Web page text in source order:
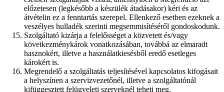
előzetesen (legkésőbb a készülék átadásakor) kéri és az
átvételin ez a fenntartás szerepel. Ellenkező esetben ezeknek a
veszélyes hulladék szerinti megsemmisítéséről gondoskodunk.
Szolgáltató kizárja a felelősséget a közvetett és/vagy
következménykárok vonatkozásában, továbbá az elmaradt
hasznokért, illetve a használatkiesésből eredő esetleges
károkért is.
Megrendelő a szolgáltatás teljesítésével kapcsolatos kifogásait
a helyszínen a szervizvezetőnél, illetve a szolgáltatónál
kifüggesztett felügyeleti szerveknél teheti meg.